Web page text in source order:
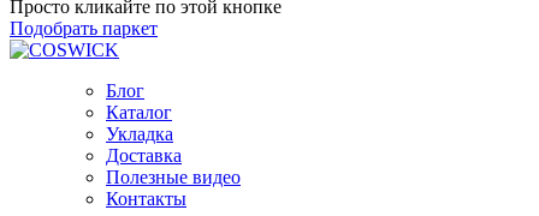
Просто кликайте по этой кнопке
Подобрать паркет
Блог
Каталог
Укладка
Доставка
Полезные видео
Контакты